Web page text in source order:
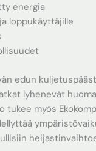
energia
loppukäyttäjille
edun
lyhenevät
myös